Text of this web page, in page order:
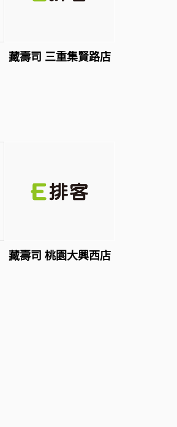
藏壽司 三重集賢路店
藏壽司 桃園大興西店